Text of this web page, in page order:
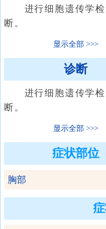
进行细胞遗传学检
断。
显示全部
诊断
进行细胞遗传学检
断。
显示全部
症状部位
胸部